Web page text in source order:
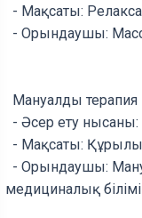
- Мақсаты:
- Орындаушы:
Мануалды терапия
- Әсер ету
- Мақсаты:
- Орындаушы:
медициналық